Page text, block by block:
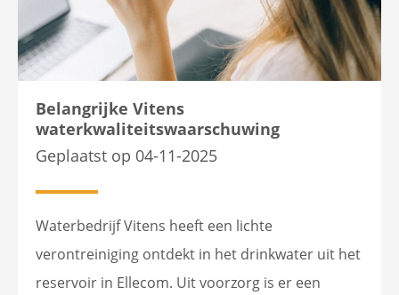
Belangrijke Vitens
waterkwaliteitswaarschuwing
Geplaatst op 04-11-2025
Waterbedrijf Vitens heeft een lichte
verontreiniging ontdekt in het drinkwater uit het
reservoir in Ellecom. Uit voorzorg is er een